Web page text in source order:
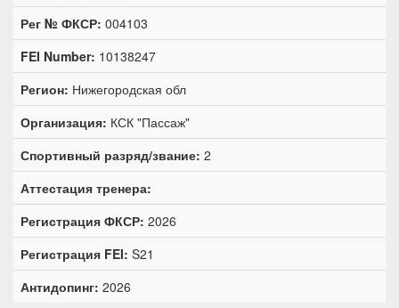
Рег № ФКСР: 004103
FEI Number: 10138247
Регион: Нижегородская обл
Организация: КСК "Пассаж"
Спортивный разряд/звание: 2
Аттестация тренера:
Регистрация ФКСР: 2026
Регистрация FEI: S21
Антидопинг: 2026